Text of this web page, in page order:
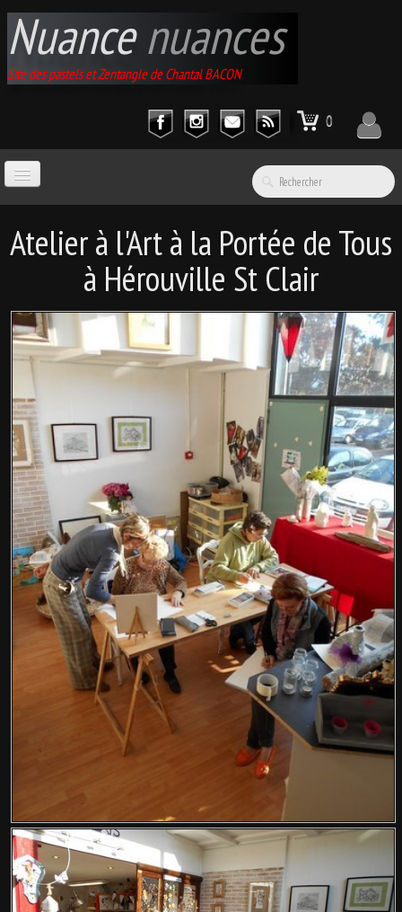
Nuancenuances
Site des pastels et Zentangle de Chantal BACON
0
▼
EXPOSITIONS
CATALOGUE D'ARTICLES
ATELIERS▼
CONSEILS
LIENS
Atelier à l'Art à la Portée de Tous
à Hérouville St Clair